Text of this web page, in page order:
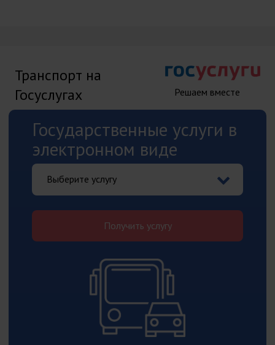
Транспорт на
Госуслугах
Решаем вместе
Государственные услуги в
электронном виде
Выберите услугу
Получить услугу